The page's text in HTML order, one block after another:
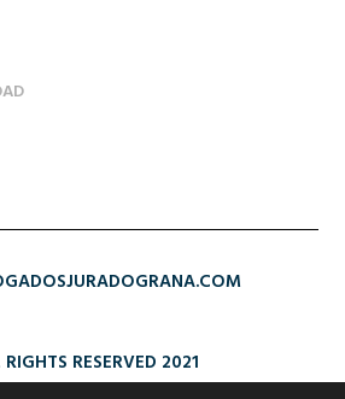
RESERVED 2021